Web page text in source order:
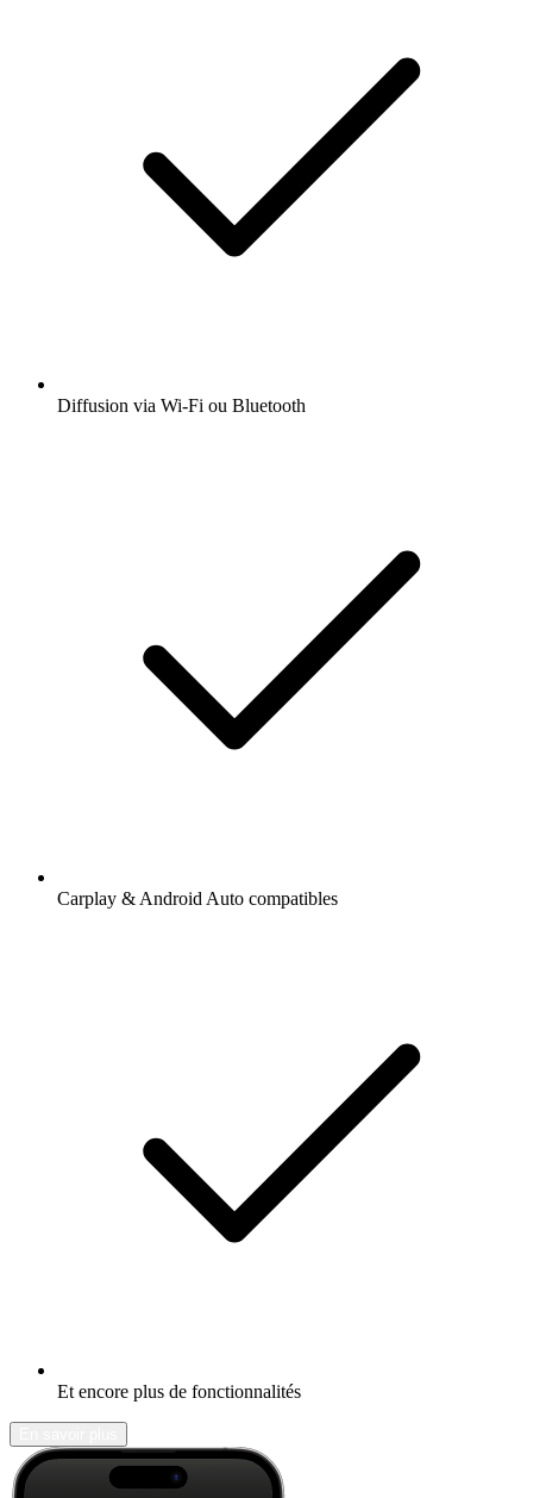
Diffusion via Wi-Fi ou Bluetooth
Carplay & Android Auto compatibles
Et encore plus de fonctionnalités